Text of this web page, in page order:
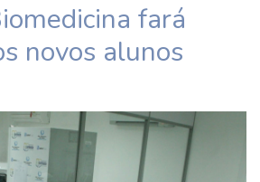
fará
novos alunos